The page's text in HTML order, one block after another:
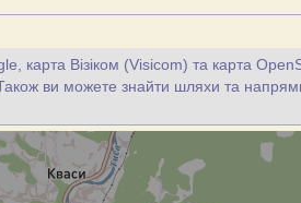
карта Візіком (Visicom) та карта
ви можете знайти шляхи та